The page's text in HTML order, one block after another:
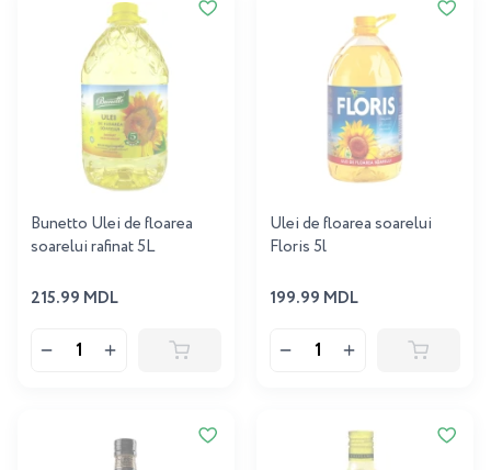
Bunetto Ulei de floarea
soarelui rafinat 5L
215.99 MDL
Ulei de floarea soarelui
Floris 5l
199.99 MDL